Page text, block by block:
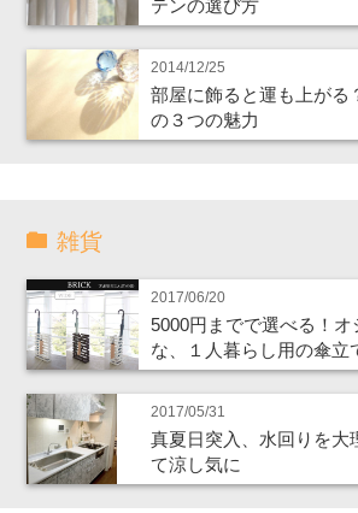
テンの選び方
2014/12/25
部屋に飾ると運も上がる
の３つの魅力
雑貨
2017/06/20
5000円までで選べる！オ
な、１人暮らし用の傘立
2017/05/31
真夏日突入、水回りを大
て涼し気に